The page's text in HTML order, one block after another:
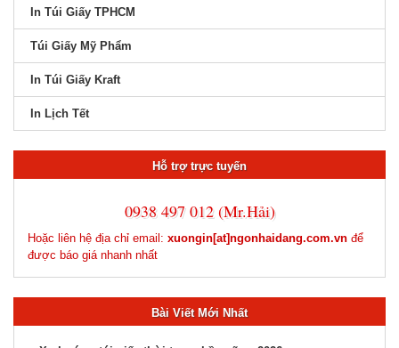
In Túi Giấy TPHCM
Túi Giấy Mỹ Phẩm
In Túi Giấy Kraft
In Lịch Tết
Hỗ trợ trực tuyến
0938 497 012 (Mr.Hải)
Hoặc liên hệ địa chỉ email: xuongin[at]ngonhaidang.com.vn để
được báo giá nhanh nhất
Bài Viết Mới Nhất